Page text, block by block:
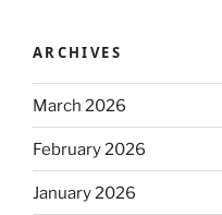
ARCHIVES
March 2026
February 2026
January 2026